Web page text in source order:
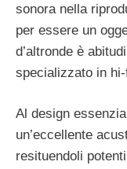
sonora nella
per essere un
d’altronde è
specializzato in
Al design
un’eccellente
resituendoli